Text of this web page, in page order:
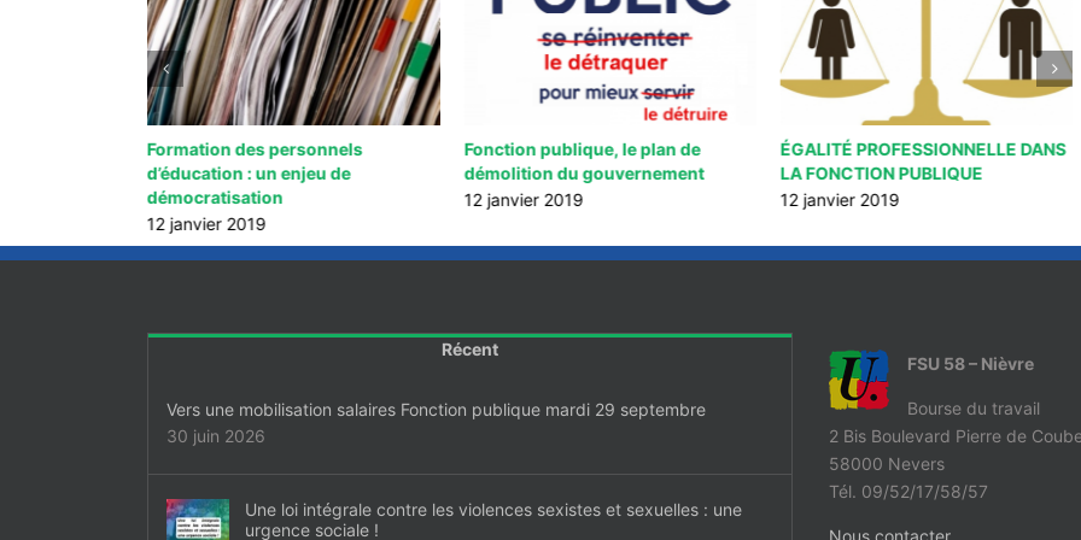
Formation des personnels
d’éducation : un enjeu de
démocratisation
12 janvier 2019
Fonction publique, le plan de
démolition du gouvernement
12 janvier 2019
ÉGALITÉ PROFESSIONNELLE DANS
LA FONCTION PUBLIQUE
12 janvier 2019
Récent
Vers une mobilisation salaires Fonction publique mardi 29 septembre
30 juin 2026
Une loi intégrale contre les violences sexistes et sexuelles : une
urgence sociale !
FSU 58 – Nièvre
Bourse du travail
2 Bis Boulevard Pierre de
58000 Nevers
Tél. 09/52/17/58/57